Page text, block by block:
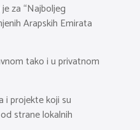
za “Najboljeg
Arapskih Emirata
tako i u privatnom
i projekte koji su
strane lokalnih